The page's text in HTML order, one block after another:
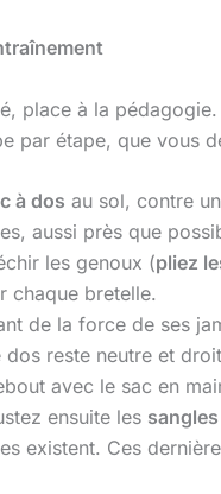
place à la
par étape, que vous
à dos au sol, contre
aussi près que
les genoux (pliez
chaque bretelle.
de la force de ses
reste neutre et
avec le sac en
ensuite les sangles
existent. Ces